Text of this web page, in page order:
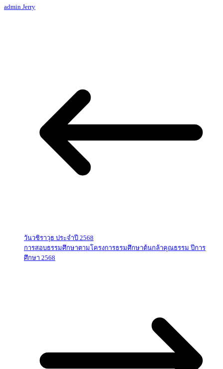
admin Jerry
วันวชิราวุธ ประจำปี 2568
การสอบธรรมศึกษาตามโครงการธรมศึกษาต้นกล้าคุณธรรม ปีการ
ศึกษา 2568